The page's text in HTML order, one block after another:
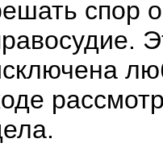
спор